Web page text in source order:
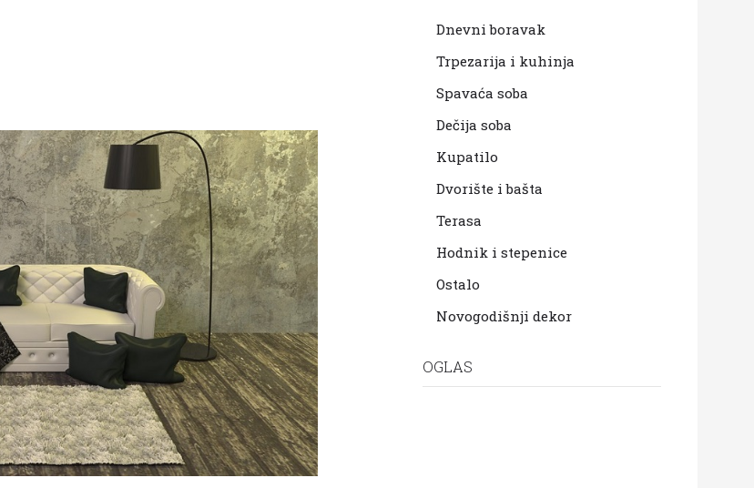
Dnevni boravak
Trpezarija i kuhinja
Spavaća soba
Dečija soba
Kupatilo
Dvorište i bašta
Terasa
Hodnik i stepenice
Ostalo
Novogodišnji dekor
OGLAS